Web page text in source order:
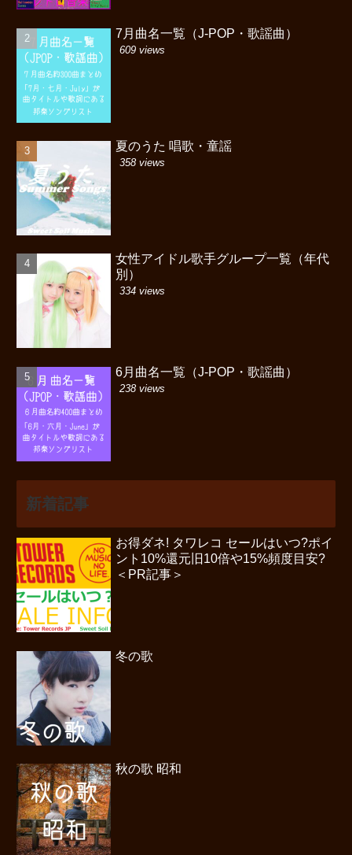
7月曲名一覧（J-POP・歌謡曲）
609 views
夏のうた 唱歌・童謡
358 views
女性アイドル歌手グループ一覧（年代
別）
334 views
6月曲名一覧（J-POP・歌謡曲）
238 views
新着記事
お得ダネ! タワレコ セールはいつ?ポイ
ント10%還元旧10倍や15%頻度目安?
＜PR記事＞
冬の歌
秋の歌 昭和